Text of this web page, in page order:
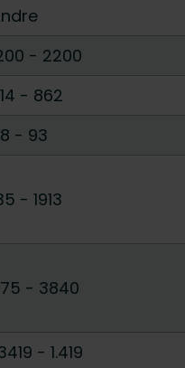
- 2200
- 862
- 93
- 1913
- 3840
- 1.419